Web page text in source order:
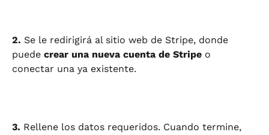
2. Se le redirigirá al sitio web de Stripe, donde
puede crear una nueva cuenta de Stripe o
conectar una ya existente.
3. Rellene los datos requeridos. Cuando termine,